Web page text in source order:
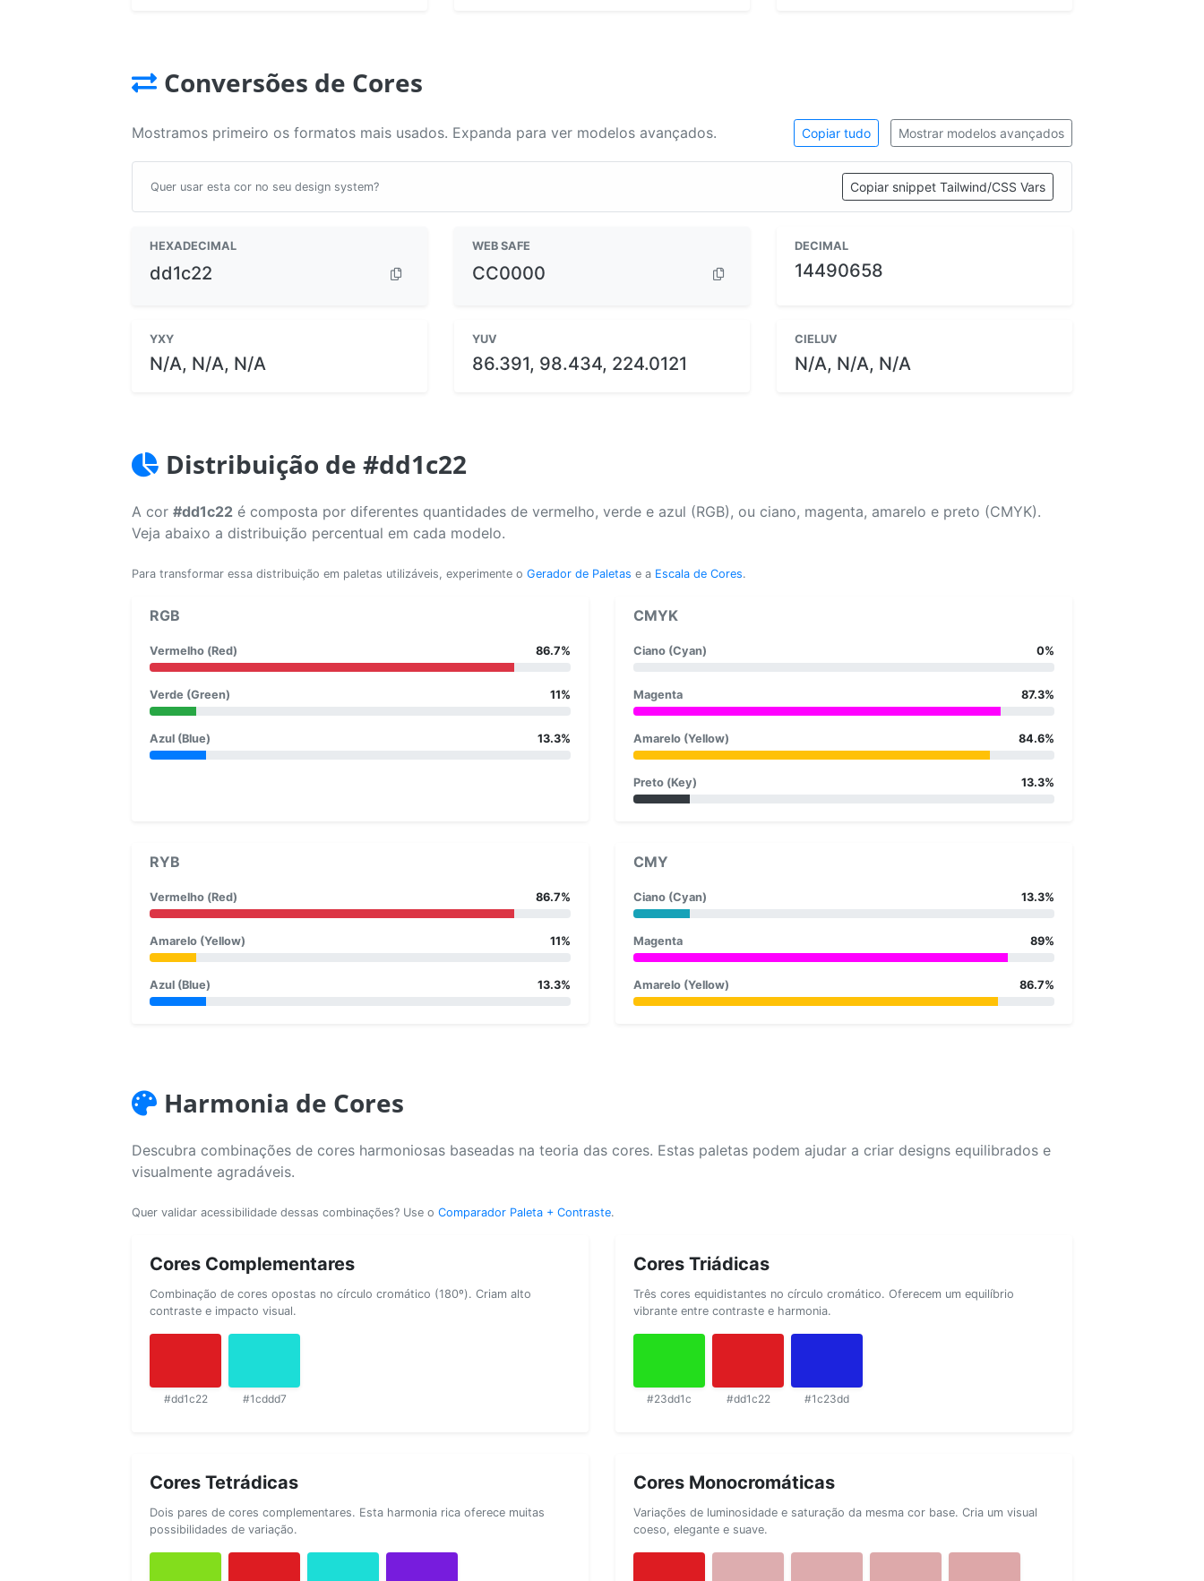
Conversões de Cores
Mostramos primeiro os formatos mais usados. Expanda para ver modelos avançados. Copiar tudo Mostrar modelos avançados
Quer usar esta cor no seu design system? Copiar snippet Tailwind/CSS Vars
HEXADECIMAL
dd1c22
WEB SAFE
CC0000
DECIMAL
14490658
YXY
N/A, N/A, N/A
YUV
86.391, 98.434, 224.0121
CIELUV
N/A, N/A, N/A
Distribuição de #dd1c22
A cor #dd1c22 é composta por diferentes quantidades de vermelho, verde e azul (RGB), ou ciano, magenta, amarelo e preto (CMYK).
Veja abaixo a distribuição percentual em cada modelo.
Para transformar essa distribuição em paletas utilizáveis, experimente o Gerador de Paletas e a Escala de Cores.
RGB
Vermelho (Red) 86.7%
Verde (Green) 11%
Azul (Blue) 13.3%
CMYK
Ciano (Cyan) 0%
Magenta 87.3%
Amarelo (Yellow) 84.6%
Preto (Key) 13.3%
RYB
Vermelho (Red) 86.7%
Amarelo (Yellow) 11%
Azul (Blue) 13.3%
CMY
Ciano (Cyan) 13.3%
Magenta 89%
Amarelo (Yellow) 86.7%
Harmonia de Cores
Descubra combinações de cores harmoniosas baseadas na teoria das cores. Estas paletas podem ajudar a criar designs equilibrados e
visualmente agradáveis.
Quer validar acessibilidade dessas combinações? Use o Comparador Paleta + Contraste.
Cores Complementares
Combinação de cores opostas no círculo cromático (180º). Criam alto
contraste e impacto visual.
#dd1c22 #1cddd7
Cores Triádicas
Três cores equidistantes no círculo cromático. Oferecem um equilíbrio
vibrante entre contraste e harmonia.
#23dd1c #dd1c22 #1c23dd
Cores Tetrádicas
Dois pares de cores complementares. Esta harmonia rica oferece muitas
possibilidades de variação.
Cores Monocromáticas
Variações de luminosidade e saturação da mesma cor base. Cria um visual
coeso, elegante e suave.